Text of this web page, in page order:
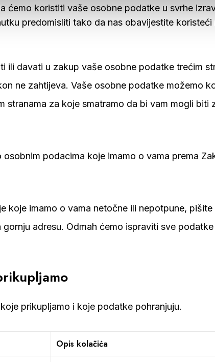
ćemo koristiti vaše osobne podatke u svrhe
predomisliti tako da nas obavijestite
ili davati u zakup vaše osobne podatke trećim
ne zahtijeva. Vaše osobne podatke možemo
stranama za koje smatramo da bi vam mogli biti
podacima koje imamo o vama prema
koje imamo o vama netočne ili nepotpune,
adresu. Odmah ćemo ispraviti sve
prikupljamo i koje podatke pohranjuju.
Opis kolačića